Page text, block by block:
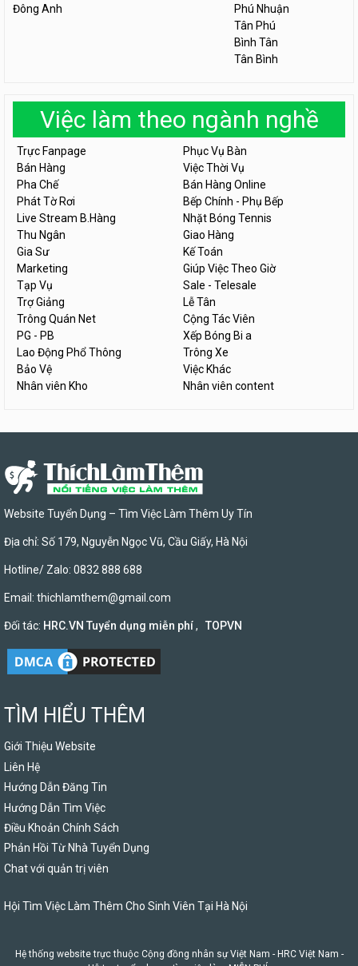
Đông Anh
Phú Nhuận
Tân Phú
Bình Tân
Tân Bình
Việc làm theo ngành nghề
Trực Fanpage
Phục Vụ Bàn
Bán Hàng
Việc Thời Vụ
Pha Chế
Bán Hàng Online
Phát Tờ Rơi
Bếp Chính - Phụ Bếp
Live Stream B.Hàng
Nhặt Bóng Tennis
Thu Ngân
Giao Hàng
Gia Sư
Kế Toán
Marketing
Giúp Việc Theo Giờ
Tạp Vụ
Sale - Telesale
Trợ Giảng
Lễ Tân
Trông Quán Net
Cộng Tác Viên
PG - PB
Xếp Bóng Bi a
Lao Động Phổ Thông
Trông Xe
Bảo Vệ
Việc Khác
Nhân viên Kho
Nhân viên content
Website Tuyển Dụng – Tìm Việc Làm Thêm Uy Tín
Địa chỉ: Số 179, Nguyễn Ngọc Vũ, Cầu Giấy, Hà Nội
Hotline/ Zalo: 0832 888 688
Email: thichlamthem@gmail.com
Đối tác: HRC.VN Tuyển dụng miễn phí, TOPVN
TÌM HIỂU THÊM
Giới Thiệu Website
Liên Hệ
Hướng Dẫn Đăng Tin
Hướng Dẫn Tìm Việc
Điều Khoản Chính Sách
Phản Hồi Từ Nhà Tuyển Dụng
Chat với quản trị viên
Hội Tìm Việc Làm Thêm Cho Sinh Viên Tại Hà Nội
Hệ thống website trực thuộc Cộng đồng nhân sự Việt Nam - HRC Việt Nam -